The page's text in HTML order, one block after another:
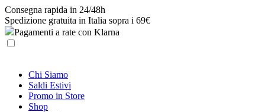
Skip
to
content
Consegna rapida in 24/48h
Spedizione gratuita in Italia sopra i 69€
Pagamenti a rate con Klarna
Chi Siamo
Saldi Estivi
Promo in Store
Shop